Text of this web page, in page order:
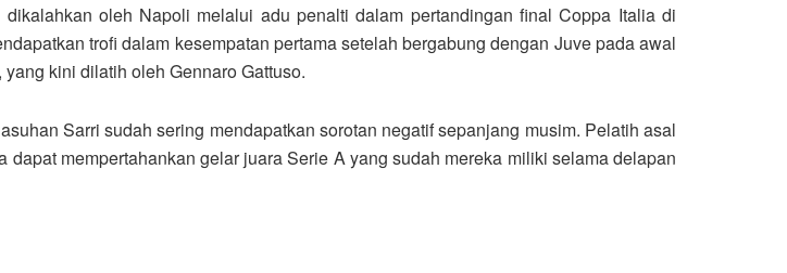
oleh Napoli melalui adu penalti dalam pertandingan final Coppa Italia di
trofi dalam kesempatan pertama setelah bergabung dengan Juve pada awal
kini dilatih oleh Gennaro Gattuso.
Sarri sudah sering mendapatkan sorotan negatif sepanjang musim. Pelatih asal
mempertahankan gelar juara Serie A yang sudah mereka miliki selama delapan